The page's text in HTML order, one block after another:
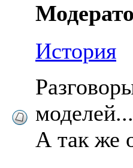
История
моделей...
А так же